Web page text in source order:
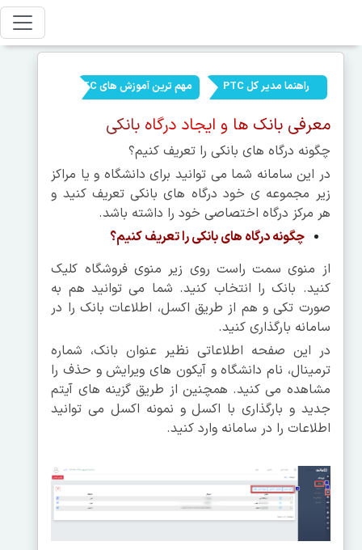
راهنما مدیر کل PTC مهم ترین آموزش های PTC
معرفی بانک ها و ایجاد درگاه بانکی
چگونه درگاه های بانکی را تعریف کنیم؟
در این سامانه شما می توانید برای دانشگاه و یا مراکز
زیر مجموعه ی خود درگاه های بانکی تعریف کنید و
هر مرکز درگاه اختصاصی خود را داشته باشد.
چگونه درگاه های بانکی را تعریف کنیم؟
از منوی سمت راست روی زیر منوی فروشگاه کلیک
کنید. بانک را انتخاب کنید. شما می توانید هم به
صورت تکی و هم از طریق اکسل، اطلاعات بانک را در
سامانه بارگذاری کنید.
در این صفحه اطلاعاتی نظیر عنوان بانک، شماره
ترمینال، نام دانشگاه و آیکون های ویرایش و حذف را
مشاهده می کنید. همچنین از طریق گزینه های آیتم
جدید و بارگذاری با اکسل و نمونه اکسل می توانید
اطلاعات را در سامانه وارد کنید.